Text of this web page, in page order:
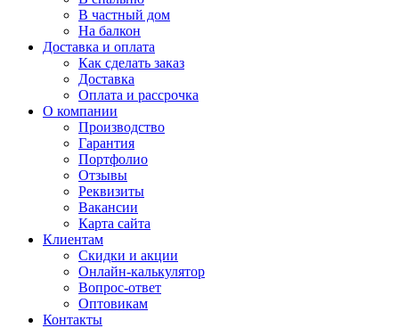
В частный дом
На балкон
Доставка и оплата
Как сделать заказ
Доставка
Оплата и рассрочка
О компании
Производство
Гарантия
Портфолио
Отзывы
Реквизиты
Вакансии
Карта сайта
Клиентам
Скидки и акции
Онлайн-калькулятор
Вопрос-ответ
Оптовикам
Контакты